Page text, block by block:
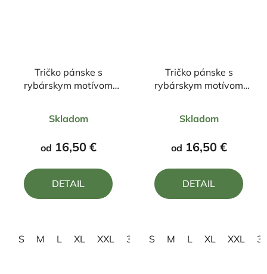
Tričko pánske s
rybárskym motívom
hodnotenie
produktu
je
z
Skladom
od 16,50 €
DETAIL
S M L XL XXL 3XL 4XL
Tričko pánske s
rybárskym motívom
hodnotenie
produktu
je
z
Skladom
od 16,50 €
DETAIL
S M L XL XXL